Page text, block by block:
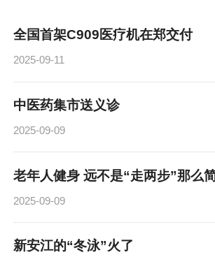
全国首架C909医疗机在郑交付
2025-09-11
中医药集市送义诊
2025-09-09
老年人健身 远不是“走两步”那么
2025-09-09
新安江的“冬泳”火了